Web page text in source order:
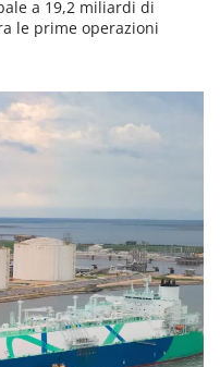
a 19,2 miliardi di
le prime operazioni